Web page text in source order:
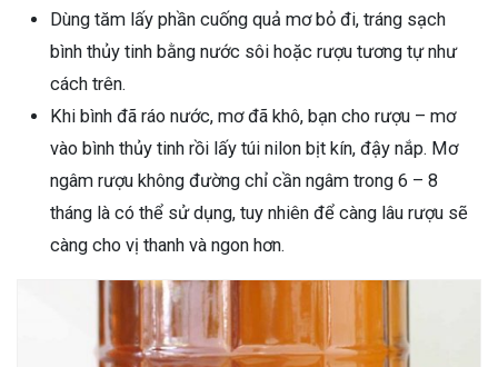
Dùng tăm lấy phần cuống quả mơ bỏ đi, tráng sạch
bình thủy tinh bằng nước sôi hoặc rượu tương tự như
cách trên.
Khi bình đã ráo nước, mơ đã khô, bạn cho rượu – mơ
vào bình thủy tinh rồi lấy túi nilon bịt kín, đậy nắp. Mơ
ngâm rượu không đường chỉ cần ngâm trong 6 – 8
tháng là có thể sử dụng, tuy nhiên để càng lâu rượu sẽ
càng cho vị thanh và ngon hơn.